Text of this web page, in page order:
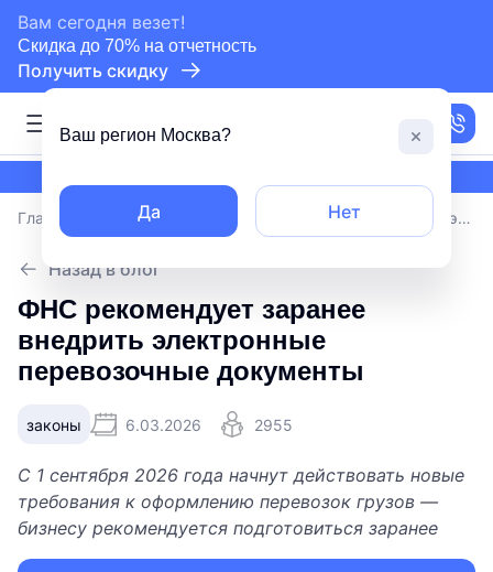
Вам сегодня везет!
Скидка до 70% на отчетность
Получить скидку
Москва
сертифицированный партнер СБИС
Главная Блог/ ФНС рекомендует заранее внедрить электронные перевозочные документы
Назад в блог
ФНС рекомендует заранее
внедрить электронные
перевозочные документы
законы 6.03.2026 2955
С 1 сентября 2026 года начнут действовать новые
требования к оформлению перевозок грузов —
бизнесу рекомендуется подготовиться заранее
Ваш регион Москва?
Да Нет